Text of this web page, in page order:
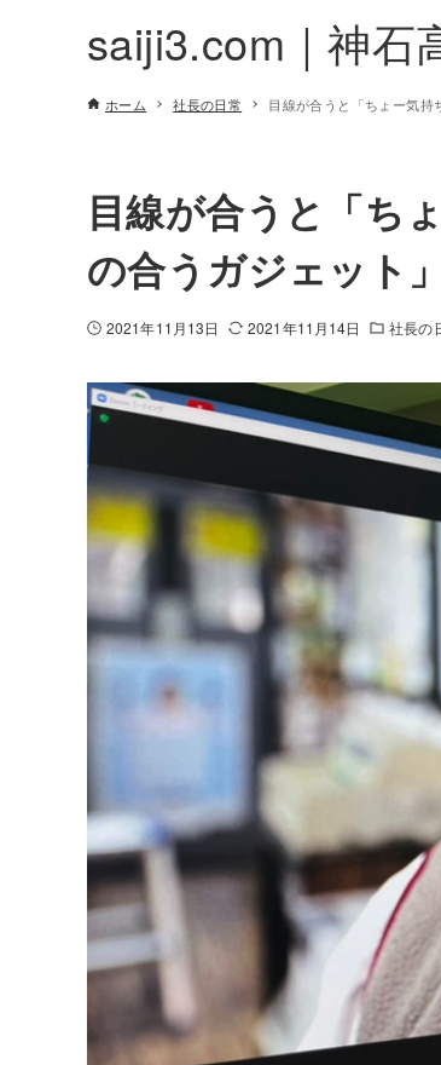
saiji3.com｜神石
ホーム 社長の日常 目線が合うと「ちょー気
目線が合うと「ち
の合うガジェット
2021年11月13日 2021年11月14日 社長の